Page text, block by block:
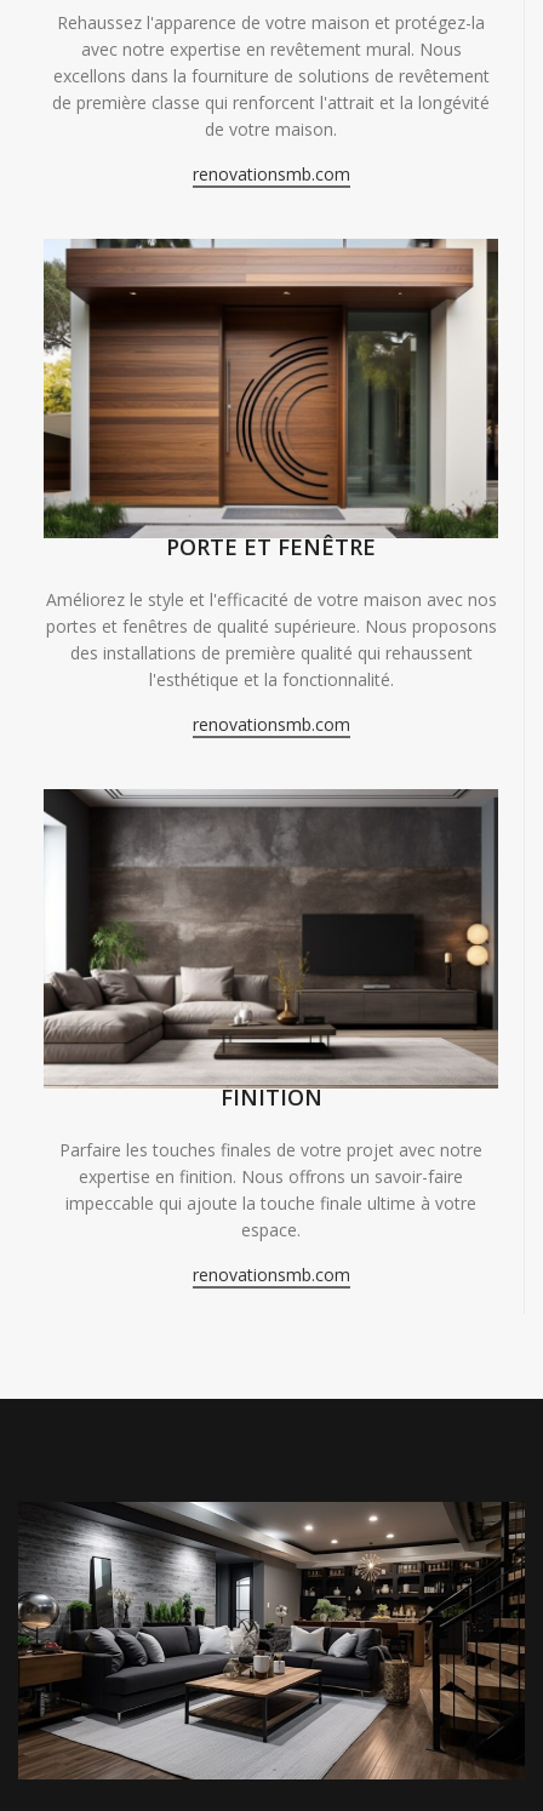
Rehaussez l'apparence de votre maison et protégez-la
avec notre expertise en revêtement mural. Nous
excellons dans la fourniture de solutions de revêtement
de première classe qui renforcent l'attrait et la longévité
de votre maison.
renovationsmb.com
PORTE ET FENÊTRE
Améliorez le style et l'efficacité de votre maison avec nos
portes et fenêtres de qualité supérieure. Nous proposons
des installations de première qualité qui rehaussent
l'esthétique et la fonctionnalité.
renovationsmb.com
FINITION
Parfaire les touches finales de votre projet avec notre
expertise en finition. Nous offrons un savoir-faire
impeccable qui ajoute la touche finale ultime à votre
espace.
renovationsmb.com